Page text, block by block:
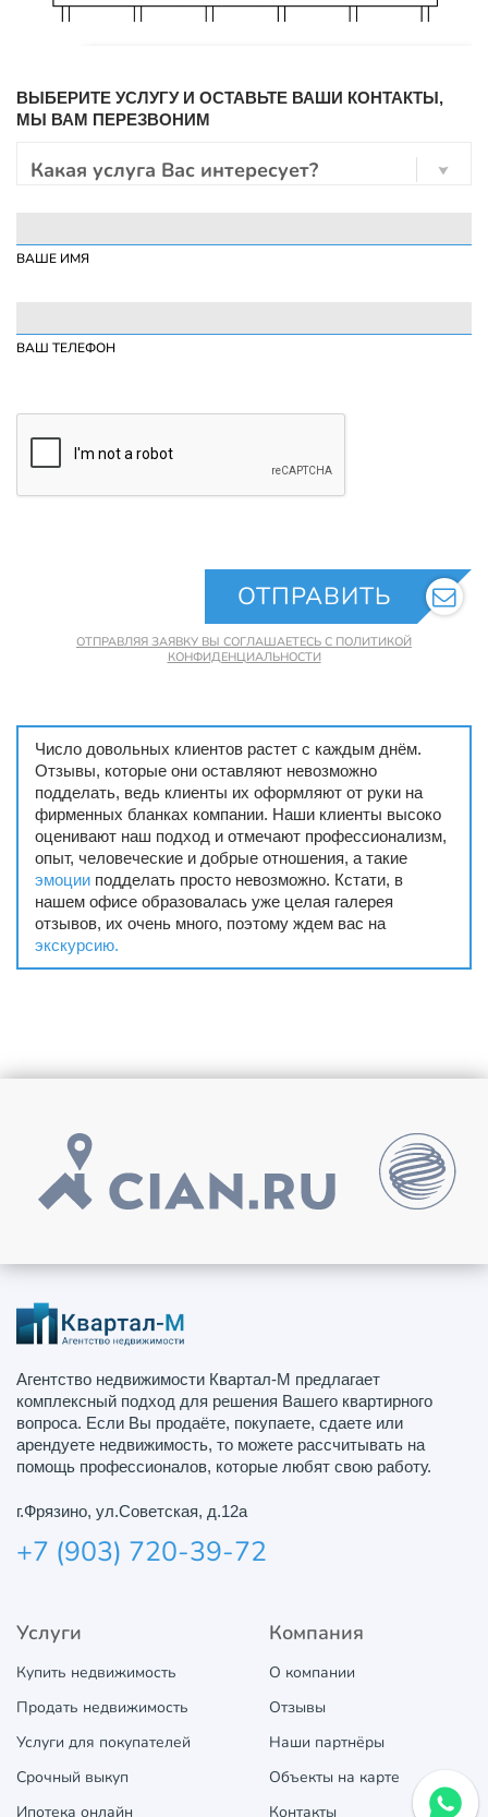
ВЫБЕРИТЕ УСЛУГУ И ОСТАВЬТЕ ВАШИ КОНТАКТЫ,
МЫ ВАМ ПЕРЕЗВОНИМ
Какая услуга Вас интересует?
ВАШЕ ИМЯ
ВАШ ТЕЛЕФОН
ОТПРАВИТЬ
ОТПРАВЛЯЯ ЗАЯВКУ ВЫ СОГЛАШАЕТЕСЬ С ПОЛИТИКОЙ
КОНФИДЕНЦИАЛЬНОСТИ
Число довольных клиентов растет с каждым днём.
Отзывы, которые они оставляют невозможно
подделать, ведь клиенты их оформляют от руки на
фирменных бланках компании. Наши клиенты высоко
оценивают наш подход и отмечают профессионализм,
опыт, человеческие и добрые отношения, а такие
эмоции подделать просто невозможно. Кстати, в
нашем офисе образовалась уже целая галерея
отзывов, их очень много, поэтому ждем вас на
экскурсию.
Агентство недвижимости Квартал-М предлагает
комплексный подход для решения Вашего квартирного
вопроса. Если Вы продаёте, покупаете, сдаете или
арендуете недвижимость, то можете рассчитывать на
помощь профессионалов, которые любят свою работу.
г.Фрязино, ул.Советская, д.12а
+7 (903) 720-39-72
Услуги
Купить недвижимость
Продать недвижимость
Услуги для покупателей
Срочный выкуп
Ипотека онлайн
Компания
О компании
Отзывы
Наши партнёры
Объекты на карте
Контакты